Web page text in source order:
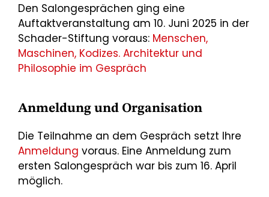
Den Salongesprächen ging eine
Auftaktveranstaltung am 10. Juni 2025 in der
Schader-Stiftung voraus: Menschen,
Maschinen, Kodizes. Architektur und
Philosophie im Gespräch
Anmeldung und Organisation
Die Teilnahme an dem Gespräch setzt Ihre
Anmeldung voraus. Eine Anmeldung zum
ersten Salongespräch war bis zum 16. April
möglich.